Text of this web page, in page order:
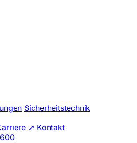
Sicherheitstechnik
➚ Kontakt